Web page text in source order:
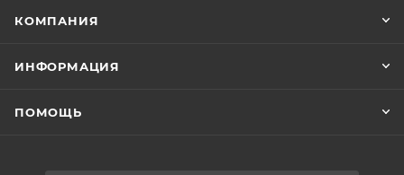
КОМПАНИЯ
ИНФОРМАЦИЯ
ПОМОЩЬ